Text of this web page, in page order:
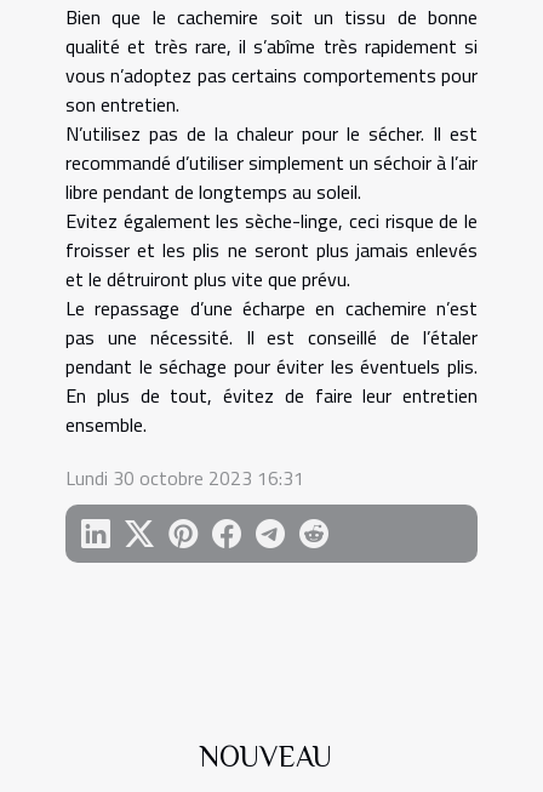
Bien que le cachemire soit un tissu de bonne
qualité et très rare, il s’abîme très rapidement si
vous n’adoptez pas certains comportements pour
son entretien.
N’utilisez pas de la chaleur pour le sécher. Il est
recommandé d’utiliser simplement un séchoir à l’air
libre pendant de longtemps au soleil.
Evitez également les sèche-linge, ceci risque de le
froisser et les plis ne seront plus jamais enlevés
et le détruiront plus vite que prévu.
Le repassage d’une écharpe en cachemire n’est
pas une nécessité. Il est conseillé de l’étaler
pendant le séchage pour éviter les éventuels plis.
En plus de tout, évitez de faire leur entretien
ensemble.
Lundi 30 octobre 2023 16:31
NOUVEAU